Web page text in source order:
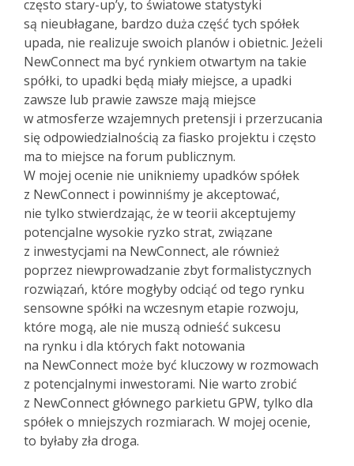
często stary-up’y, to światowe statystyki
są nieubłagane, bardzo duża część tych spółek
upada, nie realizuje swoich planów i obietnic. Jeżeli
NewConnect ma być rynkiem otwartym na takie
spółki, to upadki będą miały miejsce, a upadki
zawsze lub prawie zawsze mają miejsce
w atmosferze wzajemnych pretensji i przerzucania
się odpowiedzialnością za fiasko projektu i często
ma to miejsce na forum publicznym.
W mojej ocenie nie unikniemy upadków spółek
z NewConnect i powinniśmy je akceptować,
nie tylko stwierdzając, że w teorii akceptujemy
potencjalne wysokie ryzko strat, związane
z inwestycjami na NewConnect, ale również
poprzez niewprowadzanie zbyt formalistycznych
rozwiązań, które mogłyby odciąć od tego rynku
sensowne spółki na wczesnym etapie rozwoju,
które mogą, ale nie muszą odnieść sukcesu
na rynku i dla których fakt notowania
na NewConnect może być kluczowy w rozmowach
z potencjalnymi inwestorami. Nie warto zrobić
z NewConnect głównego parkietu GPW, tylko dla
spółek o mniejszych rozmiarach. W mojej ocenie,
to byłaby zła droga.